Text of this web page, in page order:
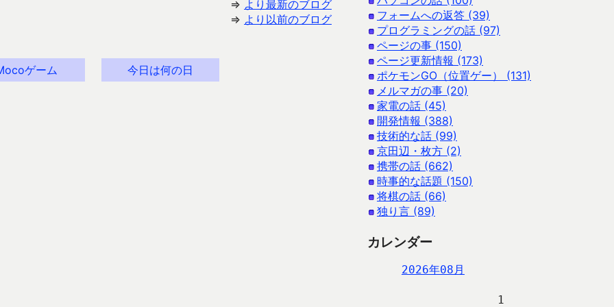
⇒ より最新のブログ
⇒ より以前のブログ
ゲーム 今日は何の日
フォームへの返答 (39)
プログラミングの話 (97)
ページの事 (150)
ページ更新情報 (173)
ポケモンGO（位置ゲー） (131)
メルマガの事 (20)
家電の話 (45)
開発情報 (388)
技術的な話 (99)
京田辺・枚方 (2)
携帯の話 (662)
時事的な話題 (150)
将棋の話 (66)
独り言 (89)
カレンダー
2026年08月
                   1